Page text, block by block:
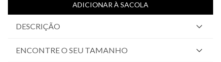
ADICIONAR À SACOLA
DESCRIÇÃO
ENCONTRE O SEU TAMANHO